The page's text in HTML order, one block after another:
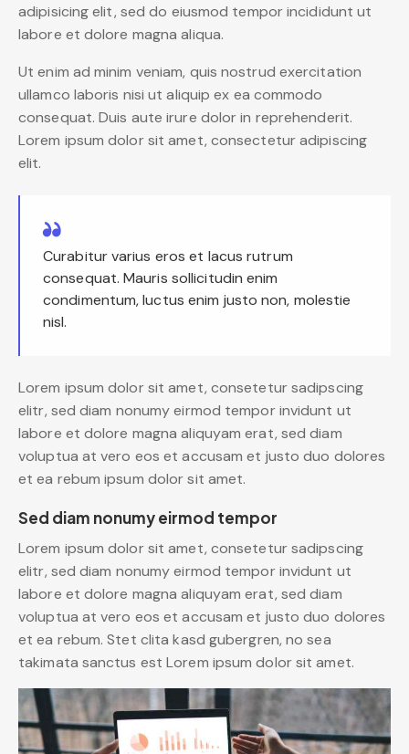
adipisicing elit, sed do eiusmod tempor incididunt ut
labore et dolore magna aliqua.
Ut enim ad minim veniam, quis nostrud exercitation
ullamco laboris nisi ut aliquip ex ea commodo
consequat. Duis aute irure dolor in reprehenderit.
Lorem ipsum dolor sit amet, consectetur adipiscing
elit.
Curabitur varius eros et lacus rutrum
consequat. Mauris sollicitudin enim
condimentum, luctus enim justo non, molestie
nisl.
Lorem ipsum dolor sit amet, consetetur sadipscing
elitr, sed diam nonumy eirmod tempor invidunt ut
labore et dolore magna aliquyam erat, sed diam
voluptua at vero eos et accusam et justo duo dolores
et ea rebum ipsum dolor sit amet.
Sed diam nonumy eirmod tempor
Lorem ipsum dolor sit amet, consetetur sadipscing
elitr, sed diam nonumy eirmod tempor invidunt ut
labore et dolore magna aliquyam erat, sed diam
voluptua at vero eos et accusam et justo duo dolores
et ea rebum. Stet clita kasd gubergren, no sea
takimata sanctus est Lorem ipsum dolor sit amet.